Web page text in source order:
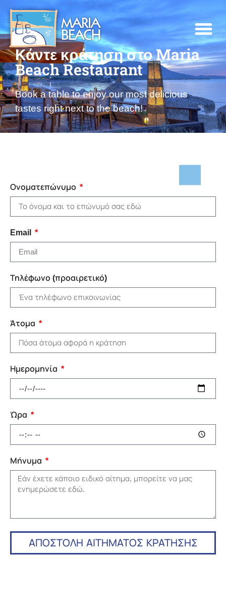
Κάντε κράτηση στο Maria
Beach Restaurant
Book a table to enjoy our most delicious
tastes right next to the beach!
Ονοματεπώνυμο
Email
Τηλέφωνο (προαιρετικό)
Άτομα
Ημερομηνία
Ώρα
Μήνυμα
ΑΠΟΣΤΟΛΗ ΑΙΤΗΜΑΤΟΣ ΚΡΑΤΗΣΗΣ